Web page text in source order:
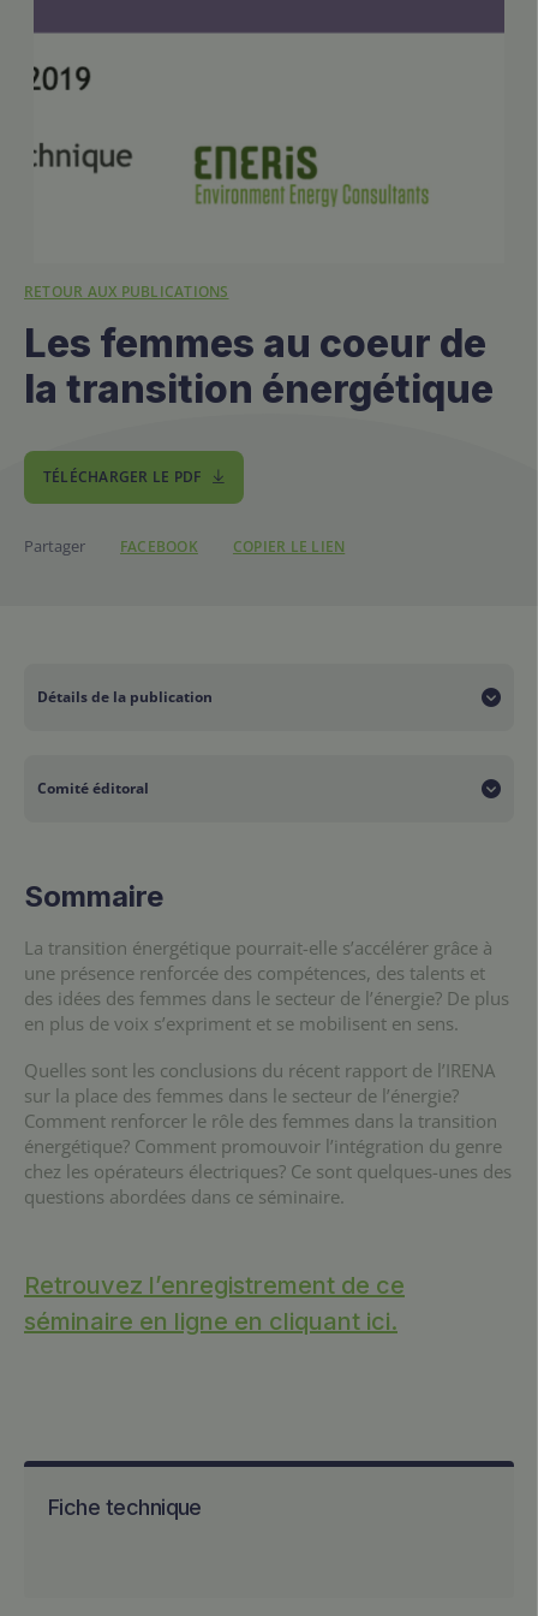
RETOUR AUX PUBLICATIONS
Les femmes au coeur de
la transition énergétique
TÉLÉCHARGER LE PDF
Partager FACEBOOK COPIER LE LIEN
Détails de la publication
Accès à l’énergie durable
Comité éditoral
Les expertes-conférencières sont :
Mme Rabia Ferroukhi, Directrice pour la recherche, les
internationale pour les énergies renouvelables (IRENA).
Mme Christine Lins, Directrice exécutive, Global
Women’s Network for the Energy Transition (GWNET).
Mme Camille Le Thuc, Responsable équipe projet
énergie, Agence française pour le développement (AFD).
Collaborateur(s)
Sommaire
La transition énergétique pourrait-elle s’accélérer grâce à
une présence renforcée des compétences, des talents et
des idées des femmes dans le secteur de l’énergie? De plus
en plus de voix s’expriment et se mobilisent en sens.
Quelles sont les conclusions du récent rapport de l’IRENA
sur la place des femmes dans le secteur de l’énergie?
Comment renforcer le rôle des femmes dans la transition
énergétique? Comment promouvoir l’intégration du genre
chez les opérateurs électriques? Ce sont quelques-unes des
questions abordées dans ce séminaire.
Retrouvez l’enregistrement de ce
séminaire en ligne en cliquant ici.
Fiche technique